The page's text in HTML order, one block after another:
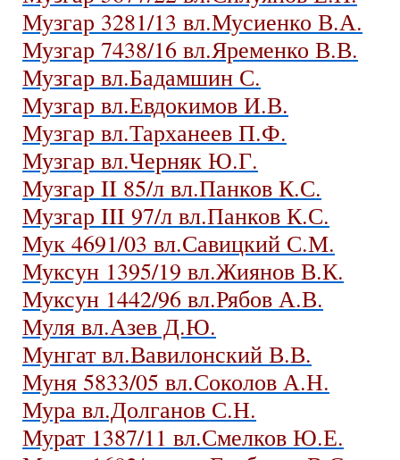
Музгар 3281/13 вл.Мусиенко В.А.
Музгар 7438/16 вл.Яременко В.В.
Музгар вл.Бадамшин С.
Музгар вл.Евдокимов И.В.
Музгар вл.Тарханеев П.Ф.
Музгар вл.Черняк Ю.Г.
Музгар II 85/л вл.Панков К.С.
Музгар III 97/л вл.Панков К.С.
Мук 4691/03 вл.Савицкий С.М.
Муксун 1395/19 вл.Жиянов В.К.
Муксун 1442/96 вл.Рябов А.В.
Муля вл.Азев Д.Ю.
Мунгат вл.Вавилонский В.В.
Муня 5833/05 вл.Соколов А.Н.
Мура вл.Долганов С.Н.
Мурат 1387/11 вл.Смелков Ю.Е.